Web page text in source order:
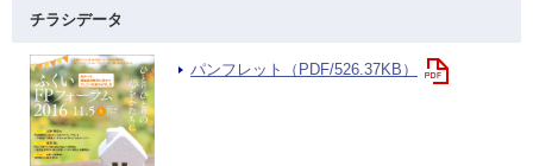
チラシデータ
パンフレット（PDF/526.37KB）